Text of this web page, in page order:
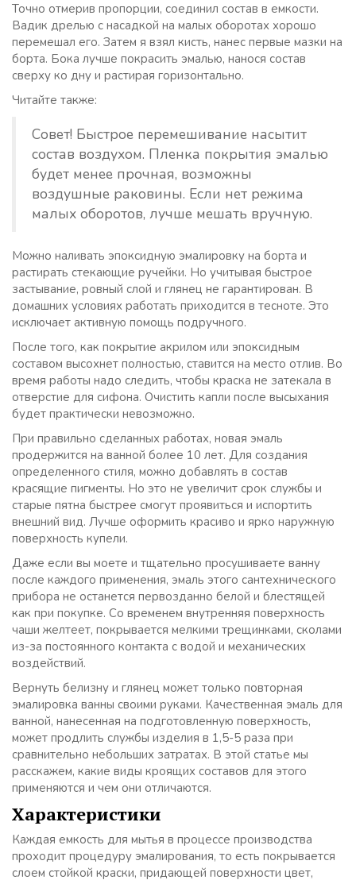
Точно отмерив пропорции, соединил состав в емкости.
Вадик дрелью с насадкой на малых оборотах хорошо
перемешал его. Затем я взял кисть, нанес первые мазки на
борта. Бока лучше покрасить эмалью, нанося состав
сверху ко дну и растирая горизонтально.
Читайте также:
Совет! Быстрое перемешивание насытит
состав воздухом. Пленка покрытия эмалью
будет менее прочная, возможны
воздушные раковины. Если нет режима
малых оборотов, лучше мешать вручную.
Можно наливать эпоксидную эмалировку на борта и
растирать стекающие ручейки. Но учитывая быстрое
застывание, ровный слой и глянец не гарантирован. В
домашних условиях работать приходится в тесноте. Это
исключает активную помощь подручного.
После того, как покрытие акрилом или эпоксидным
составом высохнет полностью, ставится на место отлив. Во
время работы надо следить, чтобы краска не затекала в
отверстие для сифона. Очистить капли после высыхания
будет практически невозможно.
При правильно сделанных работах, новая эмаль
продержится на ванной более 10 лет. Для создания
определенного стиля, можно добавлять в состав
красящие пигменты. Но это не увеличит срок службы и
старые пятна быстрее смогут проявиться и испортить
внешний вид. Лучше оформить красиво и ярко наружную
поверхность купели.
Даже если вы моете и тщательно просушиваете ванну
после каждого применения, эмаль этого сантехнического
прибора не останется первозданно белой и блестящей
как при покупке. Со временем внутренняя поверхность
чаши желтеет, покрывается мелкими трещинками, сколами
из-за постоянного контакта с водой и механических
воздействий.
Вернуть белизну и глянец может только повторная
эмалировка ванны своими руками. Качественная эмаль для
ванной, нанесенная на подготовленную поверхность,
может продлить службы изделия в 1,5-5 раза при
сравнительно небольших затратах. В этой статье мы
расскажем, какие виды кроящих составов для этого
применяются и чем они отличаются.
Характеристики
Каждая емкость для мытья в процессе производства
проходит процедуру эмалирования, то есть покрывается
слоем стойкой краски, придающей поверхности цвет,